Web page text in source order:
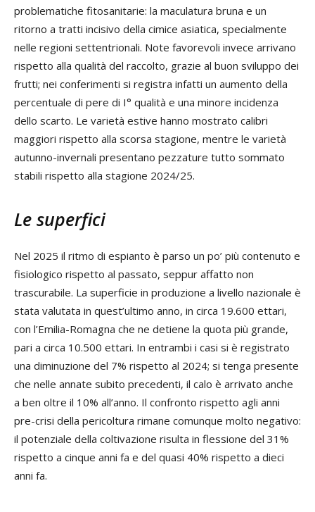
problematiche fitosanitarie: la maculatura bruna e un
ritorno a tratti incisivo della cimice asiatica, specialmente
nelle regioni settentrionali. Note favorevoli invece arrivano
rispetto alla qualità del raccolto, grazie al buon sviluppo dei
frutti; nei conferimenti si registra infatti un aumento della
percentuale di pere di I° qualità e una minore incidenza
dello scarto. Le varietà estive hanno mostrato calibri
maggiori rispetto alla scorsa stagione, mentre le varietà
autunno-invernali presentano pezzature tutto sommato
stabili rispetto alla stagione 2024/25.
Le superfici
Nel 2025 il ritmo di espianto è parso un po’ più contenuto e
fisiologico rispetto al passato, seppur affatto non
trascurabile. La superficie in produzione a livello nazionale è
stata valutata in quest’ultimo anno, in circa 19.600 ettari,
con l’Emilia-Romagna che ne detiene la quota più grande,
pari a circa 10.500 ettari. In entrambi i casi si è registrato
una diminuzione del 7% rispetto al 2024; si tenga presente
che nelle annate subito precedenti, il calo è arrivato anche
a ben oltre il 10% all’anno. Il confronto rispetto agli anni
pre-crisi della pericoltura rimane comunque molto negativo:
il potenziale della coltivazione risulta in flessione del 31%
rispetto a cinque anni fa e del quasi 40% rispetto a dieci
anni fa.